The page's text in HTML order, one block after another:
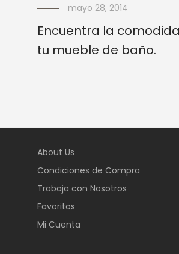
mayo 28, 2014
Encuentra la
tu mueble de baño.
About Us
Condiciones de Compra
Trabaja con Nosotros
Favoritos
Mi Cuenta